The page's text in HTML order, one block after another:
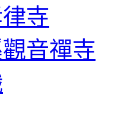
寺
音禪寺